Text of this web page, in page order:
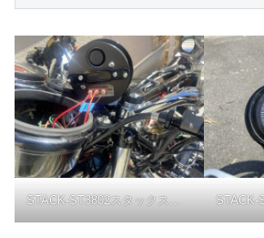
STACK-ST3802スタックスピードメーター